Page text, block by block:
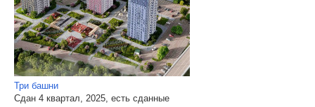
Три башни
Сдан 4 квартал, 2025, есть сданные